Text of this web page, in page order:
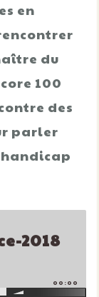
en
du
100
des
parler
2018
00:00